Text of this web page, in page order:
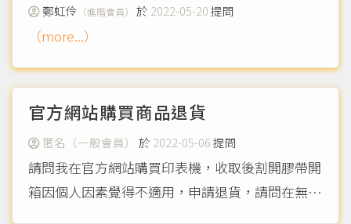
鄭虹伶 （進階會員） 於 2022-05-20提問
（more...）
官方網站購買商品退貨
匿名（一般會員） 於 2022-05-06提問
請問我在官方網站購買印表機，收取後割開膠帶開
箱因個人因素覺得不適用，申請退貨，請問在無傷